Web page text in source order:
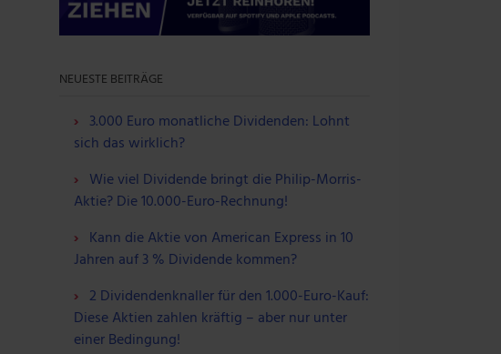
NEUESTE BEITRÄGE
3.000 Euro monatliche Dividenden: Lohnt
sich das wirklich?
Wie viel Dividende bringt die Philip-Morris-
Aktie? Die 10.000-Euro-Rechnung!
Kann die Aktie von American Express in 10
Jahren auf 3 % Dividende kommen?
2 Dividendenknaller für den 1.000-Euro-Kauf:
Diese Aktien zahlen kräftig – aber nur unter
einer Bedingung!